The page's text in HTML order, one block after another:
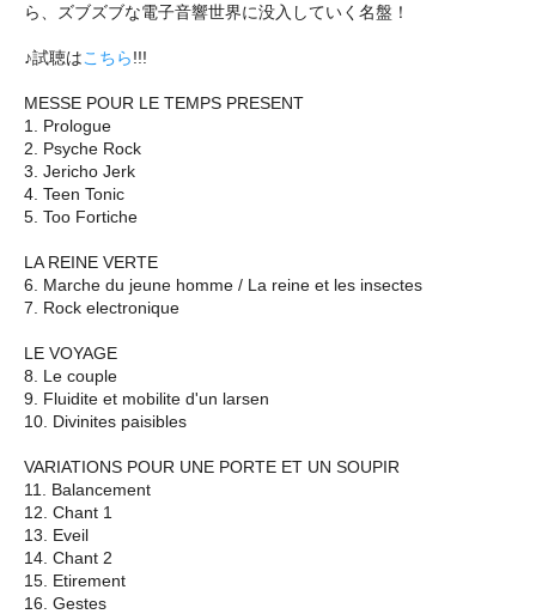
ら、ズブズブな電子音響世界に没入していく名盤！
♪試聴はこちら!!!
MESSE POUR LE TEMPS PRESENT
1. Prologue
2. Psyche Rock
3. Jericho Jerk
4. Teen Tonic
5. Too Fortiche
LA REINE VERTE
6. Marche du jeune homme / La reine et les insectes
7. Rock electronique
LE VOYAGE
8. Le couple
9. Fluidite et mobilite d'un larsen
10. Divinites paisibles
VARIATIONS POUR UNE PORTE ET UN SOUPIR
11. Balancement
12. Chant 1
13. Eveil
14. Chant 2
15. Etirement
16. Gestes